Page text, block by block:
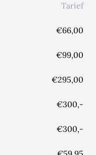
Tarief
€66,00
€99,00
€295,00
€300,-
€300,-